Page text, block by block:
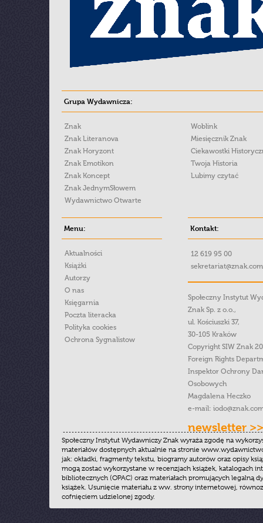
Grupa Wydawnicza:
Znak
Znak Literanova
Znak Horyzont
Znak Emotikon
Znak Koncept
Znak JednymSłowem
Wydawnictwo Otwarte
Woblink
Miesięcznik Znak
Ciekawostki
Twoja Historia
Lubimy czytać
Menu:
Aktualności
Książki
Autorzy
O nas
Księgarnia
Poczta literacka
Polityka cookies
Ochrona Sygnalistow
Kontakt:
12 619 95 00
Społeczny Instytut
Znak Sp. z o.o.,
ul. Kościuszki 37,
30-105 Kraków
Copyright SIW Znak
Foreign Rights
Inspektor Ochrony
Osobowych
Magdalena Heczko
e-mail:
newsletter >>
Społeczny Instytut Wydawniczy Znak wyraża zgodę na
materiałów dostępnych aktualnie na stronie
jak: okładki, fragmenty tekstu, biogramy autorów oraz opisy
mogą zostać wykorzystane w recenzjach książek, katalogach
bibliotecznych (OPAC) oraz materiałach promujących legalną
książek. Usunięcie materiału z ww. strony internetowej,
cofnięciem udzielonej zgody.